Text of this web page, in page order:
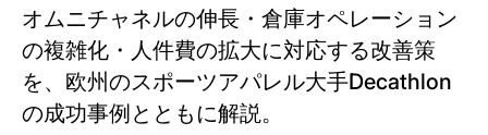
オムニチャネルの伸長・倉庫オペレーション
の複雑化・人件費の拡大に対応する改善策
を、欧州のスポーツアパレル大手Decathlon
の成功事例とともに解説。